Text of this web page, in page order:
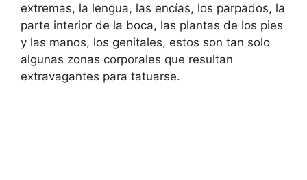
extremas, la lengua, las encías, los parpados, la
parte interior de la boca, las plantas de los pies
y las manos, los genitales, estos son tan solo
algunas zonas corporales que resultan
extravagantes para tatuarse.